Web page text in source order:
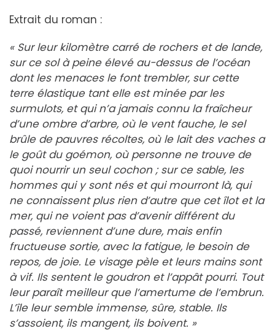
Extrait du roman :
« Sur leur kilomètre carré de rochers et de lande,
sur ce sol à peine élevé au-dessus de l’océan
dont les menaces le font trembler, sur cette
terre élastique tant elle est minée par les
surmulots, et qui n’a jamais connu la fraîcheur
d’une ombre d’arbre, où le vent fauche, le sel
brûle de pauvres récoltes, où le lait des vaches a
le goût du goémon, où personne ne trouve de
quoi nourrir un seul cochon ; sur ce sable, les
hommes qui y sont nés et qui mourront là, qui
ne connaissent plus rien d’autre que cet îlot et la
mer, qui ne voient pas d’avenir différent du
passé, reviennent d’une dure, mais enfin
fructueuse sortie, avec la fatigue, le besoin de
repos, de joie. Le visage pèle et leurs mains sont
à vif. Ils sentent le goudron et l’appât pourri. Tout
leur paraît meilleur que l’amertume de l’embrun.
L’île leur semble immense, sûre, stable. Ils
s’assoient, ils mangent, ils boivent. »